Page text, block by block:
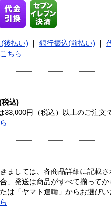
後払い) 銀行振込(前払い)
ちら
税込)
円（税込）以上のご注文
ましては、各商品詳細に記載
、発送は商品がすべて揃ってか
は「ヤマト運輸」からお選びい